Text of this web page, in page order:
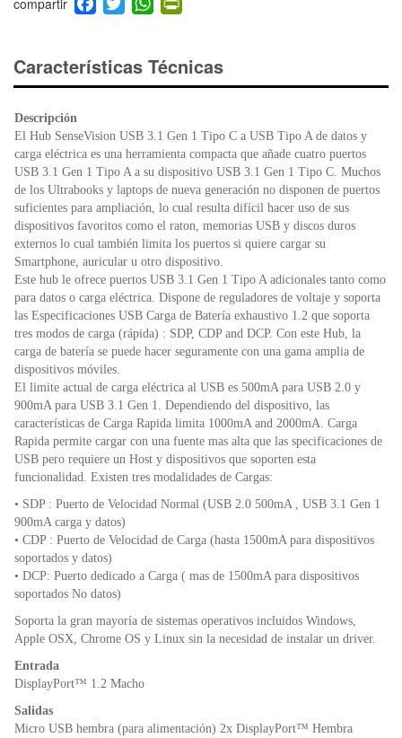
a
e
b
o
k
wi
er
h
s
A
p
ri
e
dl
y
Características Técnicas
Descripción
El Hub SenseVision USB 3.1 Gen 1 Tipo C a USB Tipo A de datos y
carga eléctrica es una herramienta compacta que añade cuatro puertos
USB 3.1 Gen 1 Tipo A a su dispositivo USB 3.1 Gen 1 Tipo C. Muchos
de los Ultrabooks y laptops de nueva generación no disponen de puertos
suficientes para ampliación, lo cual resulta difícil hacer uso de sus
dispositivos favoritos como el raton, memorias USB y discos duros
externos lo cual también limita los puertos si quiere cargar su
Smartphone, auricular u otro dispositivo.
Este hub le ofrece puertos USB 3.1 Gen 1 Tipo A adicionales tanto como
para datos o carga eléctrica. Dispone de reguladores de voltaje y soporta
las Especificaciones USB Carga de Batería exhaustivo 1.2 que soporta
tres modos de carga (rápida) : SDP, CDP and DCP. Con este Hub, la
carga de batería se puede hacer seguramente con una gama amplia de
dispositivos móviles.
El limite actual de carga eléctrica al USB es 500mA para USB 2.0 y
900mA para USB 3.1 Gen 1. Dependiendo del dispositivo, las
características de Carga Rapida limita 1000mA and 2000mA. Carga
Rapida permite cargar con una fuente mas alta que las specificaciones de
USB pero requiere un Host y dispositivos que soporten esta
funcionalidad. Existen tres modalidades de Cargas:
• SDP : Puerto de Velocidad Normal (USB 2.0 500mA , USB 3.1 Gen 1
900mA carga y datos)
• CDP : Puerto de Velocidad de Carga (hasta 1500mA para dispositivos
soportados y datos)
• DCP: Puerto dedicado a Carga ( mas de 1500mA para dispositivos
soportados No datos)
Soporta la gran mayoría de sistemas operativos incluidos Windows,
Apple OSX, Chrome OS y Linux sin la necesidad de instalar un driver.
Entrada
DisplayPort™ 1.2 Macho
Salidas
Micro USB hembra (para alimentación) 2x DisplayPort™ Hembra